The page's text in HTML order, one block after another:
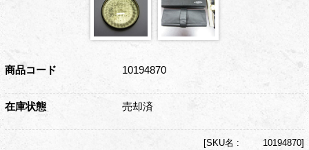
商品コード 10194870
在庫状態 売却済
[SKU名 : 10194870]